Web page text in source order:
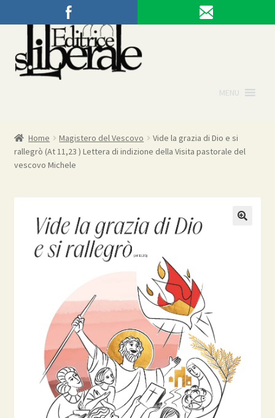
Vai
alla
navigazione
Vai
contenuto
MENU
Home Magistero del Vescovo
Vide la grazia di Dio e si
rallegrò (At 11,23 ) Lettera di indizione della Visita pastorale del
vescovo Michele